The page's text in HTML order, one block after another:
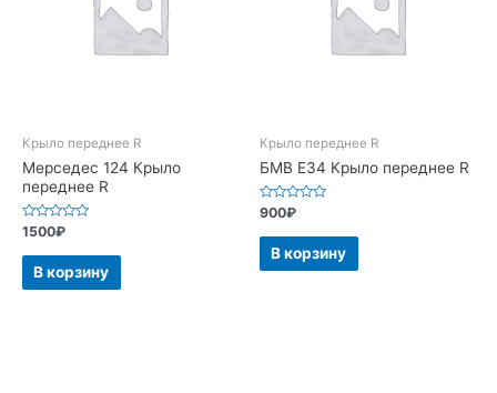
Крыло переднее R
Мерседес 124 Крыло
переднее R
Оценка
из
1500₽
В корзину
Крыло переднее R
БМВ Е34 Крыло переднее R
Оценка
из
900₽
В корзину